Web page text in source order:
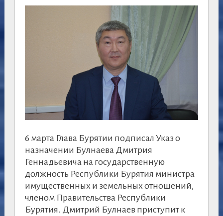
6 марта Глава Бурятии подписал Указ о
назначении Булнаева Дмитрия
Геннадьевича на государственную
должность Республики Бурятия министра
имущественных и земельных отношений,
членом Правительства Республики
Бурятия. Дмитрий Булнаев приступит к